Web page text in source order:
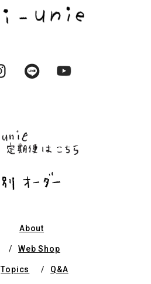
InstagramLINE
About
Web Shop
Topics Q&A